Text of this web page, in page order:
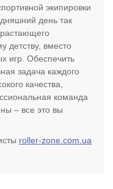
экипировки
день так
детству, вместо
игр. Обеспечить
задача каждого
качества,
команда
– все это вы
roller-zone.com.ua